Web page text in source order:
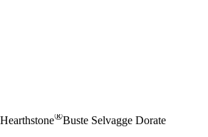
Hearthstone®Buste Selvagge Dorate